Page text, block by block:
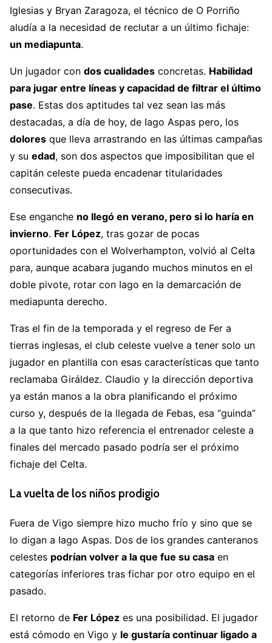
Iglesias y Bryan Zaragoza, el técnico de O Porriño
aludía a la necesidad de reclutar a un último fichaje:
un mediapunta.
Un jugador con dos cualidades concretas. Habilidad
para jugar entre líneas y capacidad de filtrar el último
pase. Estas dos aptitudes tal vez sean las más
destacadas, a día de hoy, de Iago Aspas pero, los
dolores que lleva arrastrando en las últimas campañas
y su edad, son dos aspectos que imposibilitan que el
capitán celeste pueda encadenar titularidades
consecutivas.
Ese enganche no llegó en verano, pero si lo haría en
invierno. Fer López, tras gozar de pocas
oportunidades con el Wolverhampton, volvió al Celta
para, aunque acabara jugando muchos minutos en el
doble pivote, rotar con Iago en la demarcación de
mediapunta derecho.
Tras el fin de la temporada y el regreso de Fer a
tierras inglesas, el club celeste vuelve a tener solo un
jugador en plantilla con esas características que tanto
reclamaba Giráldez. Claudio y la dirección deportiva
ya están manos a la obra planificando el próximo
curso y, después de la llegada de Febas, esa “guinda”
a la que tanto hizo referencia el entrenador celeste a
finales del mercado pasado podría ser el próximo
fichaje del Celta.
La vuelta de los niños prodigio
Fuera de Vigo siempre hizo mucho frío y sino que se
lo digan a Iago Aspas. Dos de los grandes canteranos
celestes podrían volver a la que fue su casa en
categorías inferiores tras fichar por otro equipo en el
pasado.
El retorno de Fer López es una posibilidad. El jugador
está cómodo en Vigo y le gustaría continuar ligado a